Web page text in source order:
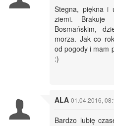
Stegna, piękna i
ziemi. Brakuje
Bosmańskim,
morza. Jak co
od pogody i mam
:)
ALA 01.04.2016,
Bardzo lubię